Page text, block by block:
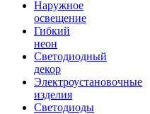
Наружное
освещение
Гибкий
неон
Светодиодный
декор
Электроустановочные
изделия
Светодиоды